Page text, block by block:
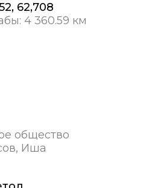
62,708
4 360.59 км
общество
Иша